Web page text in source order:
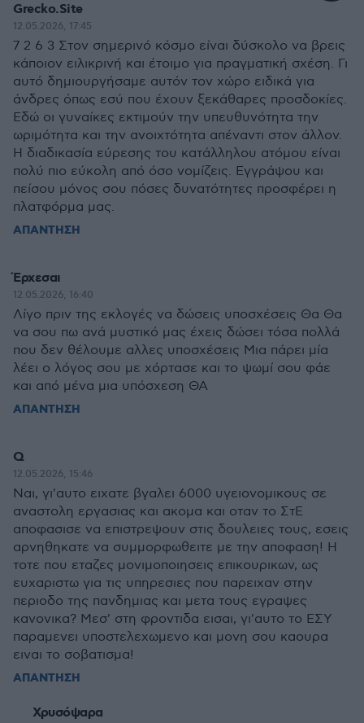
Grecko.Site
12.05.2026, 17:45
7 2 6 3 Στον σημερινό κόσμο είναι δύσκολο να βρεις
κάποιον ειλικρινή και έτοιμο για πραγματική σχέση. Γι
αυτό δημιουργήσαμε αυτόν τον χώρο ειδικά για
άνδρες όπως εσύ που έχουν ξεκάθαρες προσδοκίες.
Εδώ οι γυναίκες εκτιμούν την υπευθυνότητα την
ωριμότητα και την ανοιχτότητα απέναντι στον άλλον.
Η διαδικασία εύρεσης του κατάλληλου ατόμου είναι
πολύ πιο εύκολη από όσο νομίζεις. Εγγράψου και
πείσου μόνος σου πόσες δυνατότητες προσφέρει η
πλατφόρμα μας.
ΑΠΑΝΤΗΣΗ
Έρχεσαι
12.05.2026, 16:40
Λίγο πριν της εκλογές να δώσεις υποσχέσεις Θα Θα
να σου πω ανά μυστικό μας έχεις δώσει τόσα πολλά
που δεν θέλουμε αλλες υποσχέσεις Μια πάρει μία
λέει ο λόγος σου με χόρτασε και το ψωμί σου φάε
και από μένα μια υπόσχεση ΘΑ
ΑΠΑΝΤΗΣΗ
Q
12.05.2026, 15:46
Ναι, γι'αυτο ειχατε βγαλει 6000 υγειονομικους σε
αναστολη εργασιας και ακομα και οταν το ΣτΕ
αποφασισε να επιστρεψουν στις δουλειες τους, εσεις
αρνηθηκατε να συμμορφωθειτε με την αποφαση! Η
τοτε που εταζες μονιμοποιησεις επικουρικων, ως
ευχαριστω για τις υπηρεσιες που παρειχαν στην
περιοδο της πανδημιας και μετα τους εγραψες
κανονικα? Μεσ' στη φροντιδα εισαι, γι'αυτο το ΕΣΥ
παραμενει υποστελεχωμενο και μονη σου καουρα
ειναι το σοβατισμα!
ΑΠΑΝΤΗΣΗ
Χρυσόψαρα